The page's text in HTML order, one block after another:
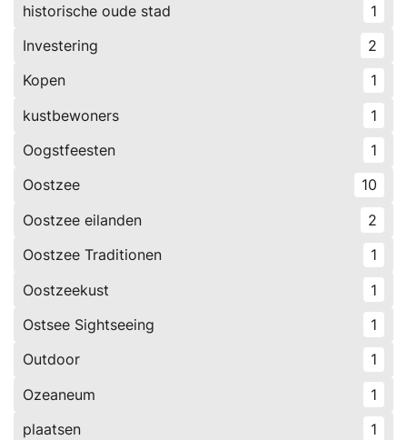
historische oude stad
1
Investering
2
Kopen
1
kustbewoners
1
Oogstfeesten
1
Oostzee
10
Oostzee eilanden
2
Oostzee Traditionen
1
Oostzeekust
1
Ostsee Sightseeing
1
Outdoor
1
Ozeaneum
1
plaatsen
1